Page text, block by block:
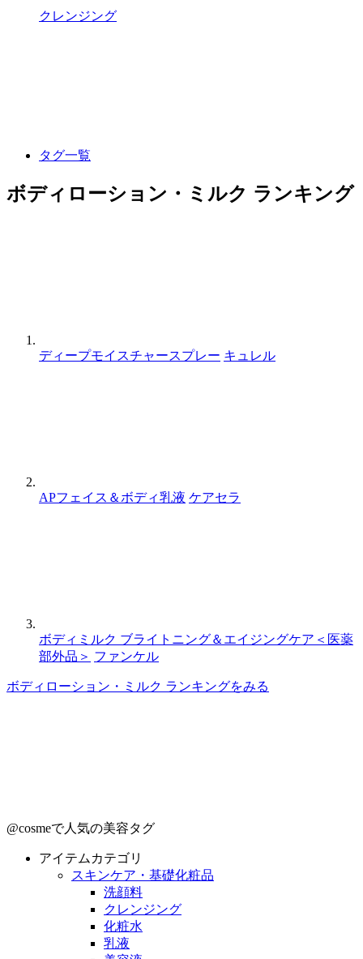
クレンジング
タグ一覧
ボディローション・ミルク ランキング
ディープモイスチャースプレー キュレル
APフェイス＆ボディ乳液 ケアセラ
ボディミルク ブライトニング＆エイジングケア＜医薬
部外品＞ ファンケル
ボディローション・ミルク ランキングをみる
@cosmeで人気の美容タグ
アイテムカテゴリ
スキンケア・基礎化粧品
洗顔料
クレンジング
化粧水
乳液